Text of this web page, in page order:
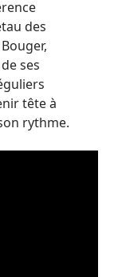
des
ses
tête à
rythme.